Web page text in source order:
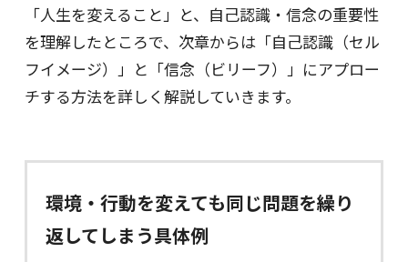
「人生を変えること」と、自己認識・信念の重要性
を理解したところで、次章からは「自己認識（セル
フイメージ）」と「信念（ビリーフ）」にアプロー
チする方法を詳しく解説していきます。
環境・行動を変えても同じ問題を繰り
返してしまう具体例